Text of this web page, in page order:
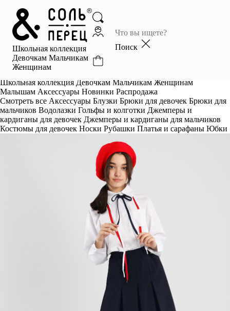
Школьная коллекция
Девочкам Мальчикам
Женщинам
Поиск
Главная
Каталог
Избранное
Школьная коллекция Девочкам Мальчикам Женщинам
Малышам Аксессуары Новинки Распродажа
Смотреть все Аксессуары Блузки Брюки для девочек Брюки для
мальчиков Водолазки Гольфы и колготки Джемперы и
кардиганы для девочек Джемперы и кардиганы для мальчиков
Костюмы для девочек Носки Рубашки Платья и сарафаны Юбки